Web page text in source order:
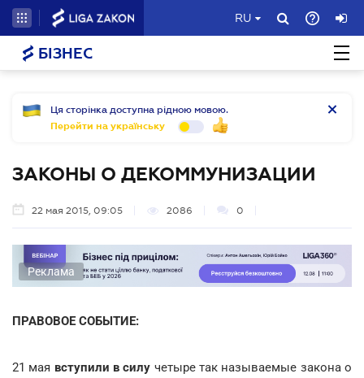
RU
БІЗНЕС
Ця сторінка доступна рідною мовою.
Перейти на українську
ЗАКОНЫ О ДЕКОММУНИЗАЦИИ
22 мая 2015, 09:05 2086 0
Реклама
ПРАВОВОЕ СОБЫТИЕ:
21 мая вступили в силу четыре так называемые закона о